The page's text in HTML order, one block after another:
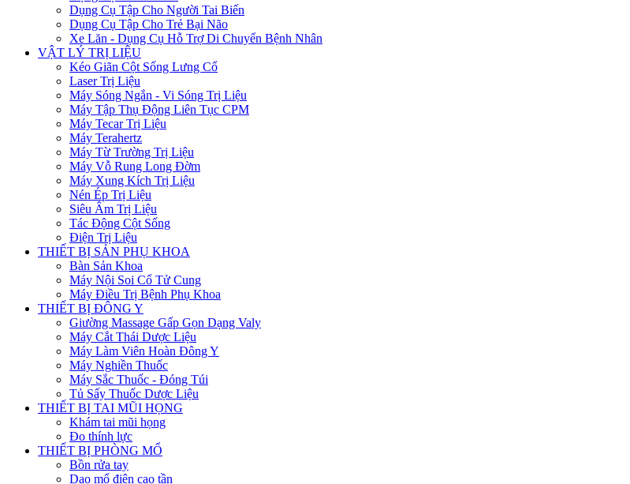
Dụng Cụ Tập Cho Người Tai Biến
Dụng Cụ Tập Cho Trẻ Bại Não
Xe Lăn - Dụng Cụ Hỗ Trợ Di Chuyển Bệnh Nhân
VẬT LÝ TRỊ LIỆU
Kéo Giãn Cột Sống Lưng Cổ
Laser Trị Liệu
Máy Sóng Ngắn - Vi Sóng Trị Liệu
Máy Tập Thụ Động Liên Tục CPM
Máy Tecar Trị Liệu
Máy Terahertz
Máy Từ Trường Trị Liệu
Máy Vỗ Rung Long Đờm
Máy Xung Kích Trị Liệu
Nén Ép Trị Liệu
Siêu Âm Trị Liệu
Tác Động Cột Sống
Điện Trị Liệu
THIẾT BỊ SẢN PHỤ KHOA
Bàn Sản Khoa
Máy Nội Soi Cổ Tử Cung
Máy Điều Trị Bệnh Phụ Khoa
THIẾT BỊ ĐÔNG Y
Giường Massage Gấp Gọn Dạng Valy
Máy Cắt Thái Dược Liệu
Máy Làm Viên Hoàn Đông Y
Máy Nghiền Thuốc
Máy Sắc Thuốc - Đóng Túi
Tủ Sấy Thuốc Dược Liệu
THIẾT BỊ TAI MŨI HỌNG
Khám tai mũi họng
Đo thính lực
THIẾT BỊ PHÒNG MỔ
Bồn rửa tay
Dao mổ điện cao tần